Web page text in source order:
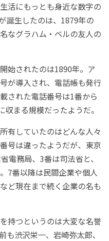
活にもっとも身近な数字の
誕生したのは、1879年の
なグラハム・ベルの友人の
始されたのは1890年。ア
が導入され、電話帳も発行
された電話番号は1番から
まる規模だったようだ。
有していたのはどんな人々
号は違ったようだが、東京
電務局、3番は司法省と、
7番以降は民間企業や個人
ど現在まで続く企業の名も
持つというのは大変な名誉
も渋沢栄一、岩崎弥太郎、